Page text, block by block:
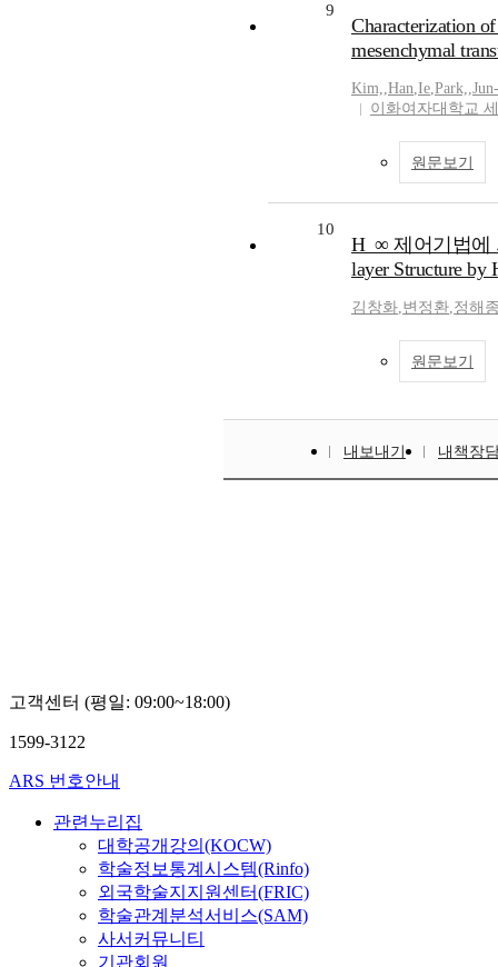
9
Characterization
mesenchymal
Kim,,Han,Ie,Park,,
이화여자대학교
원문보기
10
H_∞ 제어기법에
layer Structure by
김창화,변정환,정해
원문보기
내보내기 내책장
고객센터 (평일: 09:00~18:00)
1599-3122
ARS 번호안내
관련누리집
대학공개강의(KOCW)
학술정보통계시스템(Rinfo)
외국학술지지원센터(FRIC)
학술관계분석서비스(SAM)
사서커뮤니티
기관회원